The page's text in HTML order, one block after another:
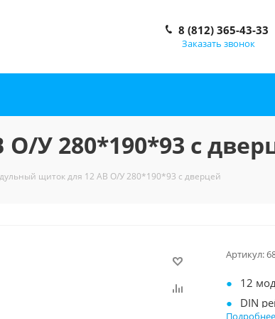
8 (812) 365-43-33
Заказать звонок
У 280*190*93 с
щиток для 12 АВ О/У 280*190*93 с дверцей
Артикул:
12
DIN
Подробнее